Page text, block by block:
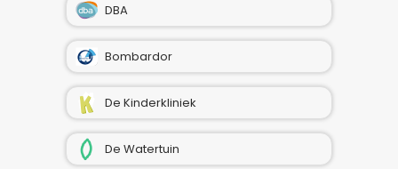
DBA
Bombardor
De Kinderkliniek
De Watertuin